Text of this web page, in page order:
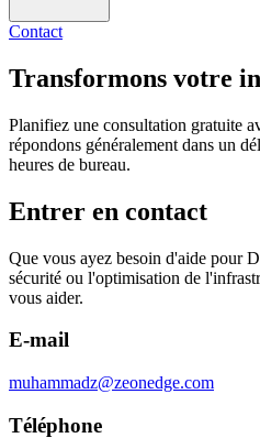
Contact
Transformons votre
Planifiez une consultation gratuite
répondons généralement dans un
heures de bureau.
Entrer en contact
Que vous ayez besoin d'aide pour
sécurité ou l'optimisation de
vous aider.
E-mail
muhammadz@zeonedge.com
Téléphone